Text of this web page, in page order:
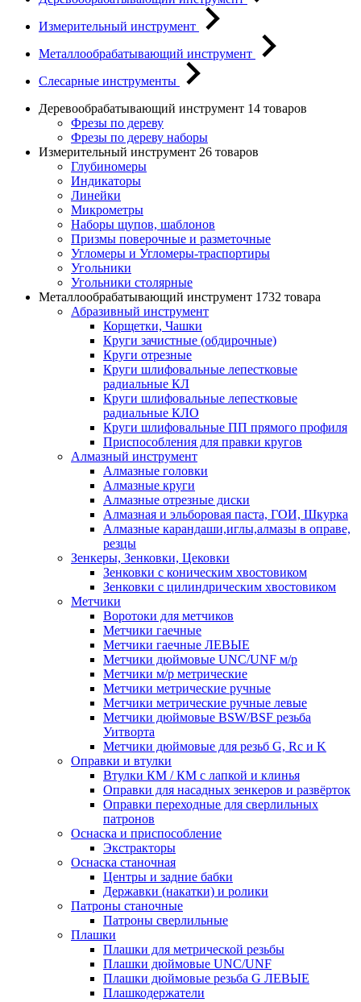
Измерительный инструмент
Металлообрабатывающий инструмент
Слесарные инструменты
Деревообрабатывающий инструмент 14 товаров
Фрезы по дереву
Фрезы по дереву наборы
Измерительный инструмент 26 товаров
Глубиномеры
Индикаторы
Линейки
Микрометры
Наборы щупов, шаблонов
Призмы поверочные и разметочные
Угломеры и Угломеры-траспортиры
Угольники
Угольники столярные
Металлообрабатывающий инструмент 1732 товара
Абразивный инструмент
Корщетки, Чашки
Круги зачистные (обдирочные)
Круги отрезные
Круги шлифовальные лепестковые
радиальные КЛ
Круги шлифовальные лепестковые
радиальные КЛО
Круги шлифовальные ПП прямого профиля
Приспособления для правки кругов
Алмазный инструмент
Алмазные головки
Алмазные круги
Алмазные отрезные диски
Алмазная и эльборовая паста, ГОИ, Шкурка
Алмазные карандаши,иглы,алмазы в оправе,
резцы
Зенкеры, Зенковки, Цековки
Зенковки с коническим хвостовиком
Зенковки с цилиндрическим хвостовиком
Метчики
Воротоки для метчиков
Метчики гаечные
Метчики гаечные ЛЕВЫЕ
Метчики дюймовые UNC/UNF м/р
Метчики м/р метрические
Метчики метрические ручные
Метчики метрические ручные левые
Метчики дюймовые BSW/BSF резьба
Уитворта
Метчики дюймовые для резьб G, Rc и K
Оправки и втулки
Втулки КМ / КМ с лапкой и клинья
Оправки для насадных зенкеров и развёрток
Оправки переходные для сверлильных
патронов
Оснаска и приспособление
Экстракторы
Оснаска станочная
Центры и задние бабки
Державки (накатки) и ролики
Патроны станочные
Патроны сверлильные
Плашки
Плашки для метрической резьбы
Плашки дюймовые UNC/UNF
Плашки дюймовые резьба G ЛЕВЫЕ
Плашкодержатели